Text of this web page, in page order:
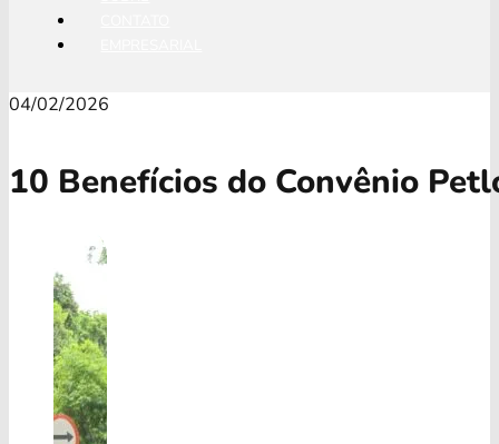
04/02/2026
10 Benefícios do Convênio